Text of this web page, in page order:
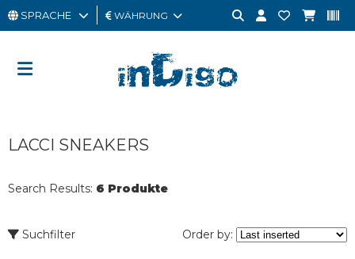
MANN
OUTLET
BRAND
SPRACHE WÄHRUNG
LACCI SNEAKERS
Search Results: 6 Produkte
Suchfilter Order by: